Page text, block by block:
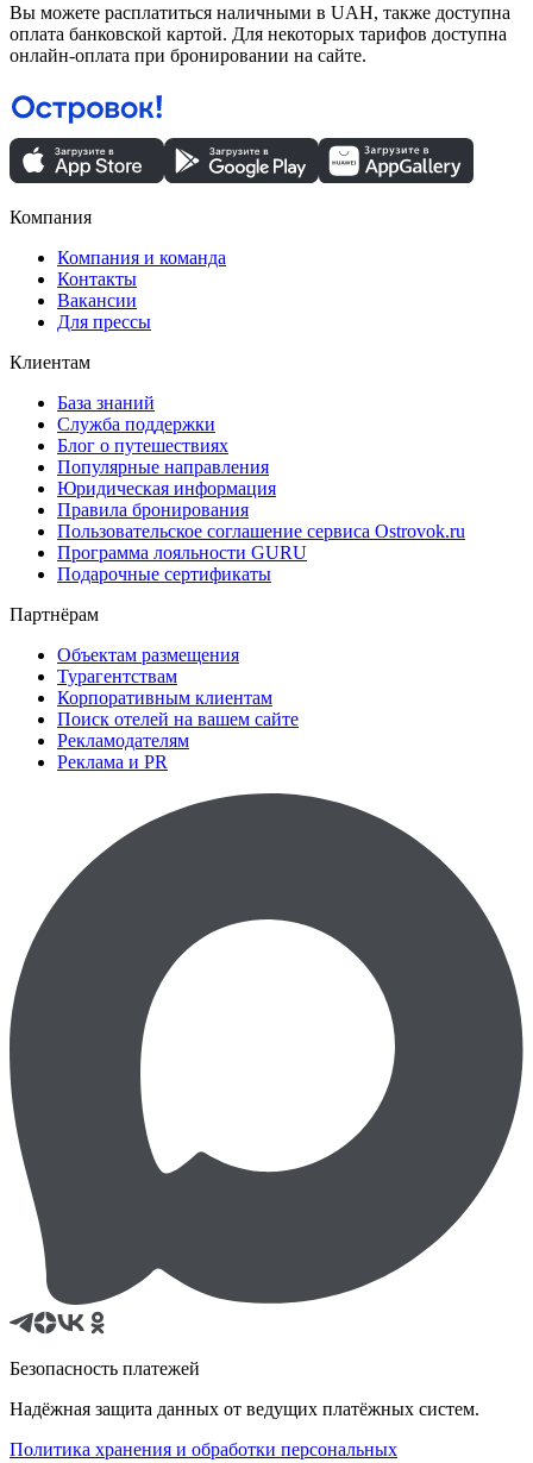
Вы можете расплатиться наличными в UAH, также доступна
оплата банковской картой. Для некоторых тарифов доступна
онлайн-оплата при бронировании на сайте.
Компания
Компания и команда
Контакты
Вакансии
Для прессы
Клиентам
База знаний
Служба поддержки
Блог о путешествиях
Популярные направления
Юридическая информация
Правила бронирования
Пользовательское соглашение сервиса Ostrovok.ru
Программа лояльности GURU
Подарочные сертификаты
Партнёрам
Объектам размещения
Турагентствам
Корпоративным клиентам
Поиск отелей на вашем сайте
Рекламодателям
Реклама и PR
Безопасность платежей
Надёжная защита данных от ведущих платёжных систем.
Политика хранения и обработки персональных